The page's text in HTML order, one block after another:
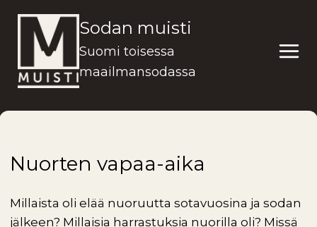
sisältöön
Sodan muisti
Suomi toisessa
maailmansodassa
Nuorten vapaa-aika
Millaista oli elää nuoruutta sotavuosina ja sodan
jälkeen? Millaisia harrastuksia nuorilla oli? Missä